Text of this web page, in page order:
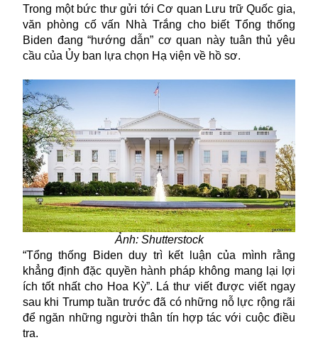
Trong một bức thư gửi tới Cơ quan Lưu trữ Quốc gia,
văn phòng cố vấn Nhà Trắng cho biết Tổng thống
Biden đang “hướng dẫn” cơ quan này tuân thủ yêu
cầu của Ủy ban lựa chọn Hạ viện về hồ sơ.
Ảnh: Shutterstock
“Tổng thống Biden duy trì kết luận của mình rằng
khẳng định đặc quyền hành pháp không mang lại lợi
ích tốt nhất cho Hoa Kỳ”. Lá thư viết được viết ngay
sau khi Trump tuần trước đã có những nỗ lực rộng rãi
để ngăn những người thân tín hợp tác với cuộc điều
tra.